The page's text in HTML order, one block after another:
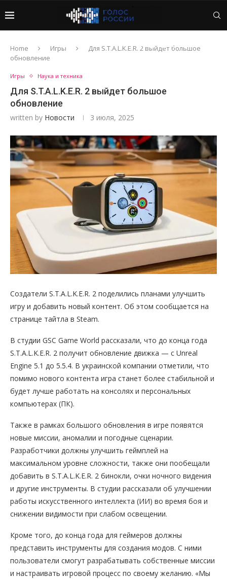
Home Игры
Для S.T.A.L.K.E.R. 2 выйдет большое
обновление
Игры Наука и техника
Для S.T.A.L.K.E.R. 2 выйдет большое
обновление
written by Новости 3 июля, 2025
Создатели S.T.A.L.K.E.R. 2 поделились планами улучшить
игру и добавить новый контент. Об этом сообщается на
странице тайтла в Steam.
В студии GSC Game World рассказали, что до конца года
S.T.A.L.K.E.R. 2 получит обновление движка — с Unreal
Engine 5.1 до 5.5.4. В украинской компании отметили, что
помимо нового контента игра станет более стабильной и
будет лучше работать на консолях и персональных
компьютерах (ПК).
Также в рамках большого обновления в игре появятся
новые миссии, аномалии и погодные сценарии.
Разработчики должны улучшить геймплей на
максимальном уровне сложности, также они пообещали
добавить в S.T.A.L.K.E.R. 2 бинокли, очки ночного видения
и другие инструменты. В студии рассказали об улучшении
работы искусственного интеллекта (ИИ) во время боя и
снижении видимости при слабом освещении.
Кроме того, до конца года для геймеров должны
представить инструменты для создания модов. С ними
пользователи смогут разрабатывать собственные миссии
и настраивать игровой процесс по своему желанию. «Мы